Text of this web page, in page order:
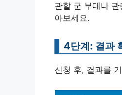
관할 군 부대나
아보세요.
4단계: 결과
신청 후, 결과를